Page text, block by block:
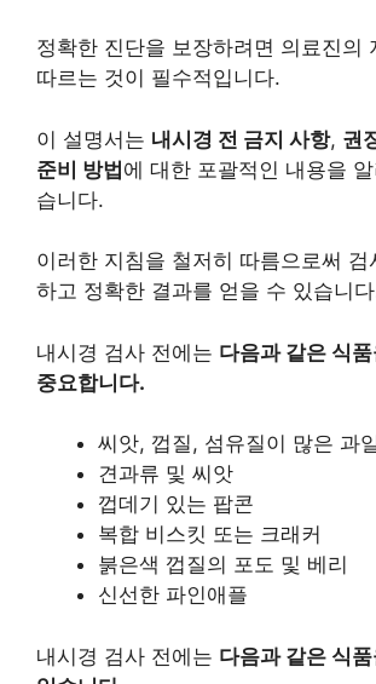
정확한 진단을 보장하려면 의료진의
따르는 것이 필수적입니다.
이 설명서는 내시경 전 금지 사항, 권
준비 방법에 대한 포괄적인 내용을
습니다.
이러한 지침을 철저히 따름으로써 검
하고 정확한 결과를 얻을 수 있습니
내시경 검사 전에는 다음과 같은 식
중요합니다.
씨앗, 껍질, 섬유질이 많은 과
견과류 및 씨앗
껍데기 있는 팝콘
복합 비스킷 또는 크래커
붉은색 껍질의 포도 및 베리
신선한 파인애플
내시경 검사 전에는 다음과 같은 식